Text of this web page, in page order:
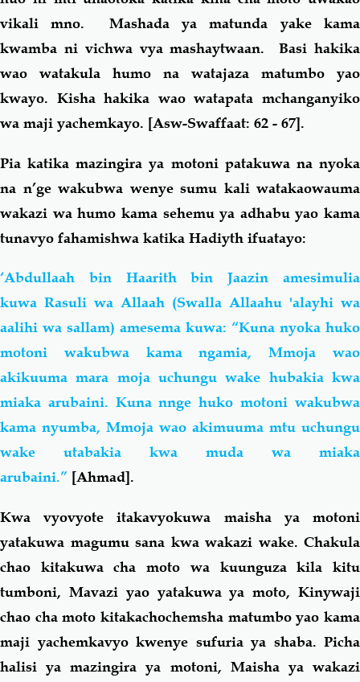
vikali mno. Mashada ya matunda yake kama
kwamba ni vichwa vya mashaytwaan. Basi hakika
wao watakula humo na watajaza matumbo yao
kwayo. Kisha hakika wao watapata mchanganyiko
wa maji yachemkayo. [Asw-Swaffaat: 62 - 67].
Pia katika mazingira ya motoni patakuwa na nyoka
na n’ge wakubwa wenye sumu kali watakaowauma
wakazi wa humo kama sehemu ya adhabu yao kama
tunavyo fahamishwa katika Hadiyth ifuatayo:
‘Abdullaah bin Haarith bin Jaazin amesimulia
kuwa Rasuli wa Allaah (Swalla Allaahu 'alayhi wa
aalihi wa sallam) amesema kuwa: “Kuna nyoka huko
motoni wakubwa kama ngamia, Mmoja wao
akikuuma mara moja uchungu wake hubakia kwa
miaka arubaini. Kuna nnge huko motoni wakubwa
kama nyumba, Mmoja wao akimuuma mtu uchungu
wake utabakia kwa muda wa miaka
arubaini.” [Ahmad].
Kwa vyovyote itakavyokuwa maisha ya motoni
yatakuwa magumu sana kwa wakazi wake. Chakula
chao kitakuwa cha moto wa kuunguza kila kitu
tumboni, Mavazi yao yatakuwa ya moto, Kinywaji
chao cha moto kitakachochemsha matumbo yao kama
maji yachemkavyo kwenye sufuria ya shaba. Picha
halisi ya mazingira ya motoni, Maisha ya wakazi